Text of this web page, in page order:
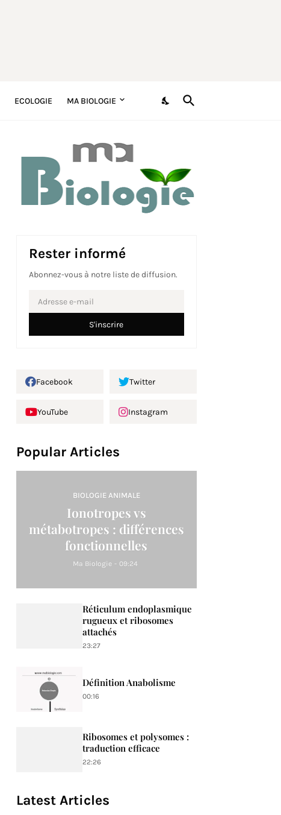
ECOLOGIE MA BIOLOGIE
Rester informé
Abonnez-vous à notre liste de diffusion.
Facebook Twitter
YouTube Instagram
Popular Articles
BIOLOGIE ANIMALE
Ionotropes vs
métabotropes : différences
fonctionnelles
Ma Biologie - 09:24
Réticulum endoplasmique
rugueux et ribosomes
attachés
23:27
Définition Anabolisme
00:16
Ribosomes et polysomes :
traduction efficace
22:26
Latest Articles